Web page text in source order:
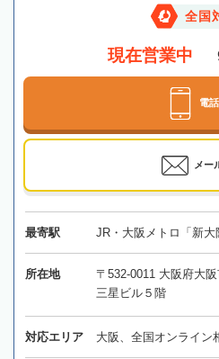
全国
現在営業中
電
メー
最寄駅 JR・大阪メトロ「新大
所在地
〒532-0011 大阪府大
三星ビル５階
対応エリア 大阪、全国オンライン